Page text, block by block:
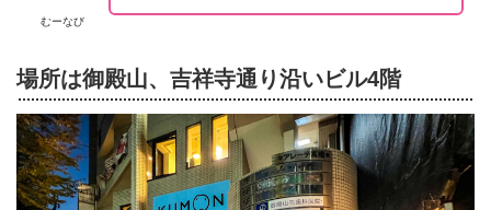
むーなび
場所は御殿山、吉祥寺通り沿いビル4階